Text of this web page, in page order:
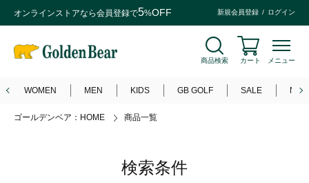
オンラインストアなら会員登録で5%OFF 新規会員登録 ログイン
商品検索 カート メニュー
WOMEN MEN KIDS GB GOLF SALE
ゴールデンベア：HOME 商品一覧
検索条件